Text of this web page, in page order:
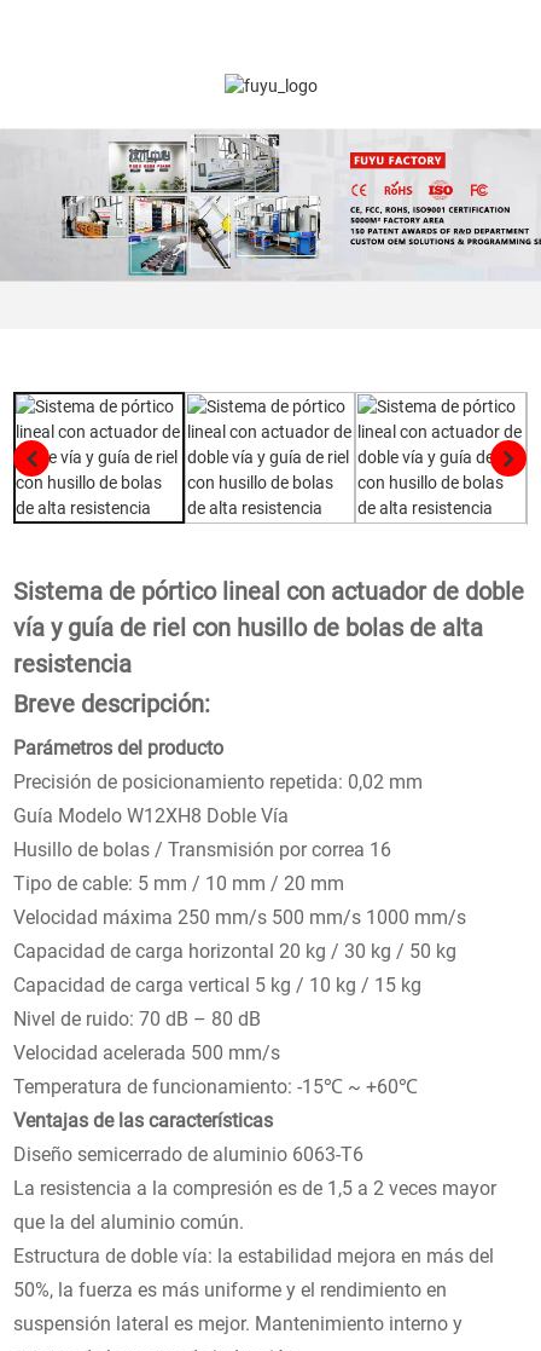
Sistema de pórtico lineal con actuador de doble
vía y guía de riel con husillo de bolas de alta
resistencia
Breve descripción:
Parámetros del producto
Precisión de posicionamiento repetida: 0,02 mm
Guía Modelo W12XH8 Doble Vía
Husillo de bolas / Transmisión por correa 16
Tipo de cable: 5 mm / 10 mm / 20 mm
Velocidad máxima 250 mm/s 500 mm/s 1000 mm/s
Capacidad de carga horizontal 20 kg / 30 kg / 50 kg
Capacidad de carga vertical 5 kg / 10 kg / 15 kg
Nivel de ruido: 70 dB – 80 dB
Velocidad acelerada 500 mm/s
Temperatura de funcionamiento: -15℃ ~ +60℃
Ventajas de las características
Diseño semicerrado de aluminio 6063-T6
La resistencia a la compresión es de 1,5 a 2 veces mayor
que la del aluminio común.
Estructura de doble vía: la estabilidad mejora en más del
50%, la fuerza es más uniforme y el rendimiento en
suspensión lateral es mejor. Mantenimiento interno y